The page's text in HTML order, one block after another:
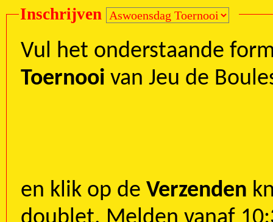
Inschrijven
Vul het onderstaande
Toernooi
en klik op de Verzenden